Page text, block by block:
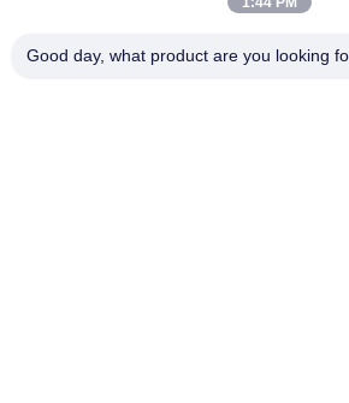
L'injection durable 3D a imprimé les
Good day, what product are you looking